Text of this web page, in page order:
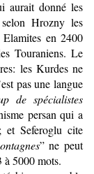
aurait donné les
Hrozny les
en 2400
Touraniens. Le
les Kurdes ne
pas une langue
de spécialistes
persan qui a
et Seferoglu cite
” ne peut
à 5000 mots.